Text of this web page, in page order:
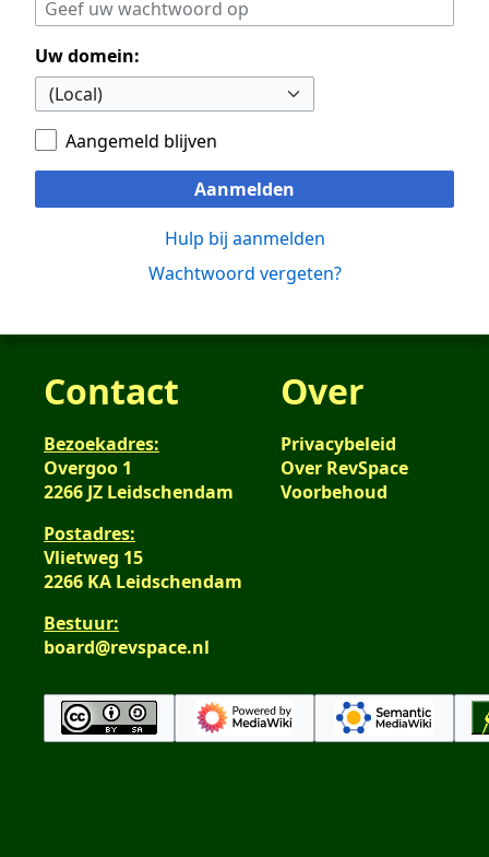
Uw domein:
Aangemeld blijven
Aanmelden
Hulp bij aanmelden
Wachtwoord vergeten?
Contact
Bezoekadres:
Overgoo 1
2266 JZ Leidschendam
Postadres:
Vlietweg 15
2266 KA Leidschendam
Bestuur:
board@revspace.nl
Over
Privacybeleid
Over RevSpace
Voorbehoud